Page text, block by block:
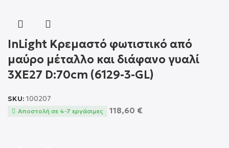
InLight Κρεμαστό φωτιστικό από
μαύρο μέταλλο και διάφανο γυαλί
3XE27 D:70cm (6129-3-GL)
SKU: 100207
Αποστολή σε 4-7 εργάσιμες 118,60 €